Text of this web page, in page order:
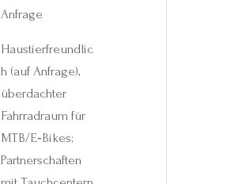
Anfrage
Haustierfreundlic
h (auf Anfrage),
überdachter
Fahrradraum für
MTB/E‑Bikes;
Partnerschaften